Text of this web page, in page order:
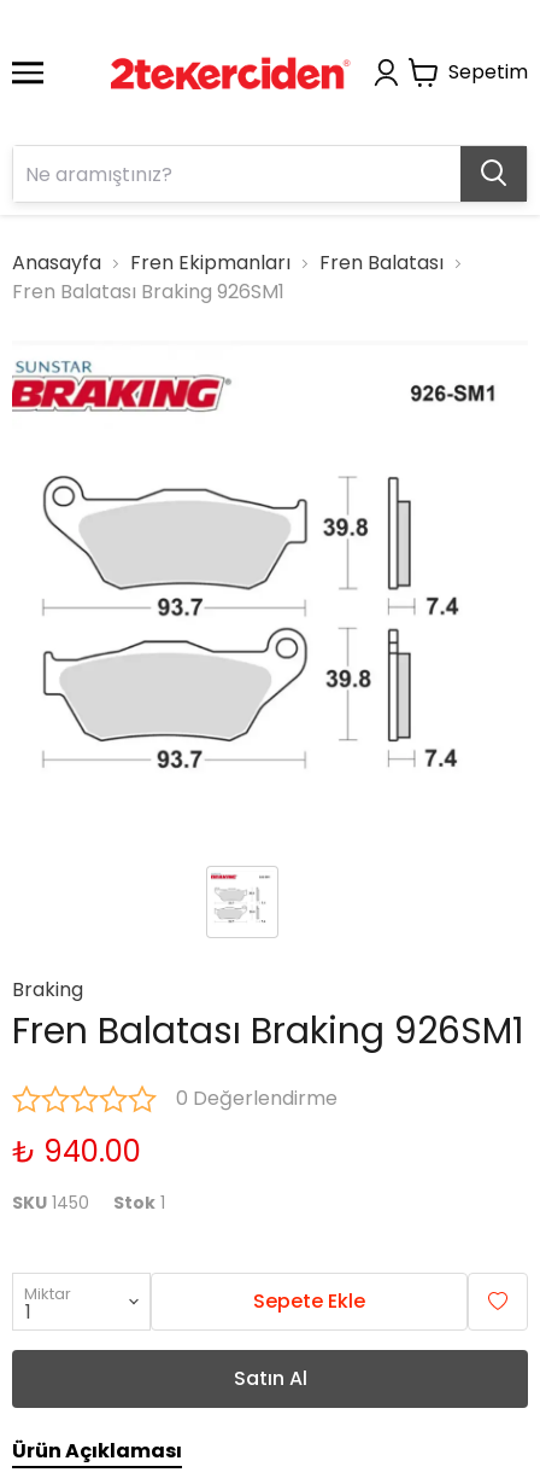
Sepetim
Anasayfa Fren Ekipmanları
Fren Balatası
Fren Balatası Braking 926SM1
Braking
Fren Balatası Braking 926SM1
0 Değerlendirme
₺ 940.00
SKU 1450 Stok 1
Miktar Sepete Ekle
Satın Al
Ürün Açıklaması